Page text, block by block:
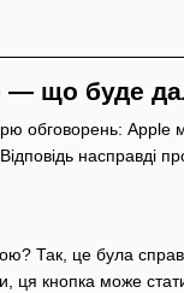
— що буде
обговорень: Apple
насправді
Так, це була
ця кнопка може